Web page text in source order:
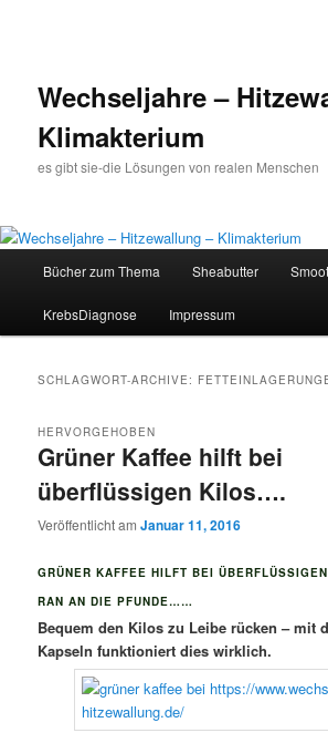
Wechseljahre –
Klimakterium
es gibt sie-die Lösungen von realen Menschen
Zum
Inhalt
Zum
sekundären
Bücher zum Thema Sheabutter
KrebsDiagnose Impressum
SCHLAGWORT-ARCHIVE:
Grüner Kaffee hilft bei
überflüssigen Kilos….
HERVORGEHOBEN
Veröffentlicht amJanuar 11, 2016
GRÜNER KAFFEE HILFT BEI
RAN AN DIE PFUNDE……
Bequem den Kilos zu Leibe rücken – mit
Kapseln funktioniert dies wirklich.